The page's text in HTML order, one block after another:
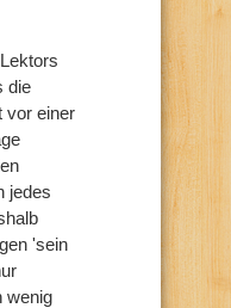
die
vor einer
jedes
'sein
wenig